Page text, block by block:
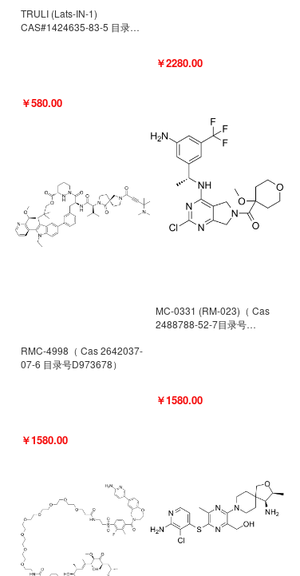
TRULI (Lats-IN-1)
CAS#1424635-83-5 目录号
￥580.00
RMC-4998（ Cas 2642037-
07-6 目录号D973678）
￥1580.00
￥2280.00
MC-0331 (RM-023)（ Cas
2488788-52-7目录号
￥1580.00